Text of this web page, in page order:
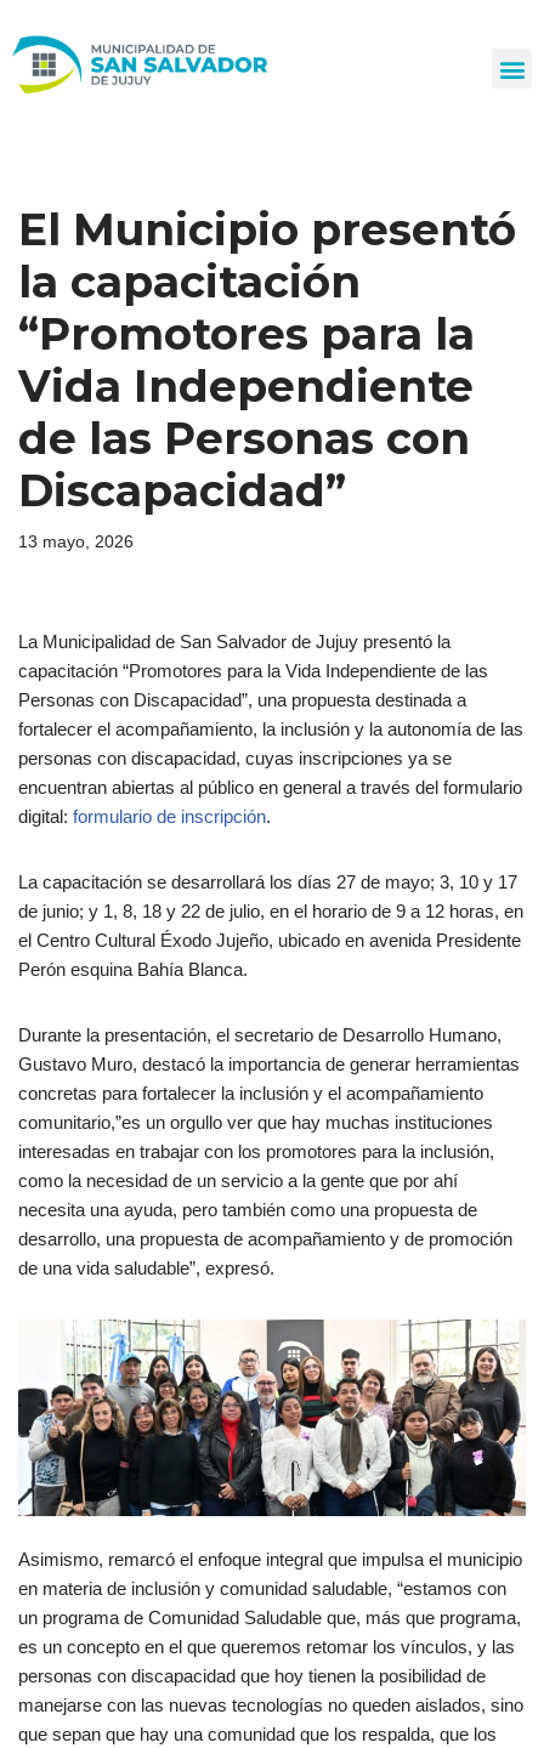
al
El Municipio presentó
la capacitación
“Promotores para la
Vida Independiente
de las Personas con
Discapacidad”
13 mayo, 2026
La Municipalidad de San Salvador de Jujuy presentó la
capacitación “Promotores para la Vida Independiente de las
Personas con Discapacidad”, una propuesta destinada a
fortalecer el acompañamiento, la inclusión y la autonomía de las
personas con discapacidad, cuyas inscripciones ya se
encuentran abiertas al público en general a través del formulario
digital: formulario de inscripción.
La capacitación se desarrollará los días 27 de mayo; 3, 10 y 17
de junio; y 1, 8, 18 y 22 de julio, en el horario de 9 a 12 horas, en
el Centro Cultural Éxodo Jujeño, ubicado en avenida Presidente
Perón esquina Bahía Blanca.
Durante la presentación, el secretario de Desarrollo Humano,
Gustavo Muro, destacó la importancia de generar herramientas
concretas para fortalecer la inclusión y el acompañamiento
comunitario,”es un orgullo ver que hay muchas instituciones
interesadas en trabajar con los promotores para la inclusión,
como la necesidad de un servicio a la gente que por ahí
necesita una ayuda, pero también como una propuesta de
desarrollo, una propuesta de acompañamiento y de promoción
de una vida saludable”, expresó.
Asimismo, remarcó el enfoque integral que impulsa el municipio
en materia de inclusión y comunidad saludable, “estamos con
un programa de Comunidad Saludable que, más que programa,
es un concepto en el que queremos retomar los vínculos, y las
personas con discapacidad que hoy tienen la posibilidad de
manejarse con las nuevas tecnologías no queden aislados, sino
que sepan que hay una comunidad que los respalda, que los